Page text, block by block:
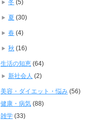
冬 (5)
夏 (30)
春 (4)
秋 (16)
生活の知恵 (64)
新社会人 (2)
美容・ダイエット・悩み (56)
健康・病気 (88)
雑学 (33)